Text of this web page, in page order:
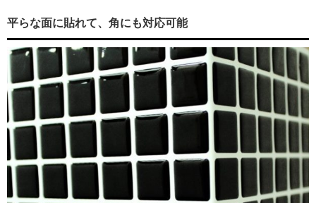
平らな面に貼れて、角にも対応可能